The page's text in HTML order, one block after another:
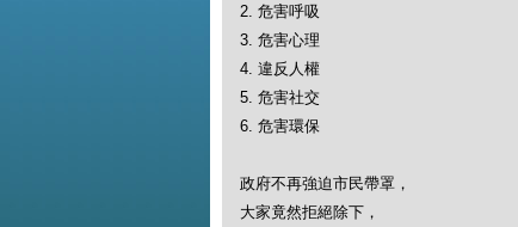
2. 危害呼吸
3. 危害心理
4. 違反人權
5. 危害社交
6. 危害環保
政府不再強迫市民帶罩，
大家竟然拒絕除下，